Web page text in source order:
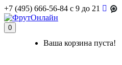
+7 (495) 666-56-84 c 9 до 21
0
Ваша корзина пуста!